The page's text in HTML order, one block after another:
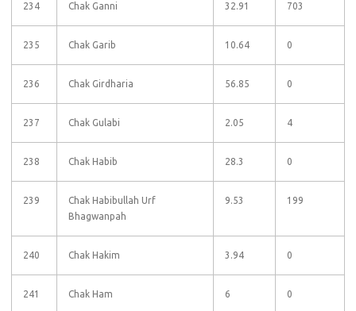
234 Chak Ganni 32.91 703
235 Chak Garib 10.64 0
236 Chak Girdharia 56.85 0
237 Chak Gulabi 2.05 4
238 Chak Habib 28.3 0
239
Chak Habibullah Urf
Bhagwanpah
9.53 199
240 Chak Hakim 3.94 0
241 Chak Ham 6 0